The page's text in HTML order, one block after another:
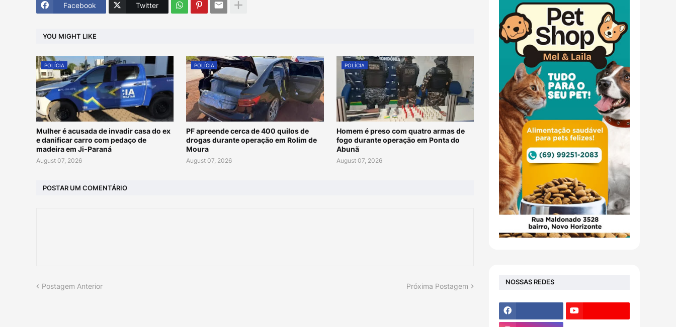
Facebook Twitter
YOU MIGHT LIKE
POLÍCIA
Mulher é acusada de invadir casa do ex
e danificar carro com pedaço de
madeira em Ji-Paraná
August 07, 2026
POLÍCIA
PF apreende cerca de 400 quilos de
drogas durante operação em Rolim de
Moura
August 07, 2026
POLÍCIA
Homem é preso com quatro armas de
fogo durante operação em Ponta do
Abunã
August 07, 2026
POSTAR UM COMENTÁRIO
Postagem Anterior Próxima Postagem
NOSSAS REDES